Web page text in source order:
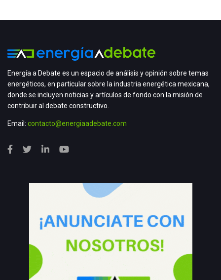
Energía a Debate es un espacio de análisis y opinión sobre temas
energéticos, en particular sobre la industria energética mexicana,
donde se incluyen noticias y artículos de fondo con la misión de
contribuir al debate constructivo.
Email: contacto@energiaadebate.com